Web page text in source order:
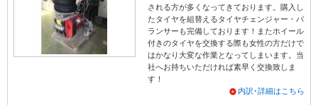
される方が多くなってきております。購入し
たタイヤを組替えるタイヤチェンジャー・バ
ランサーも完備しております！またホイール
付きのタイヤを交換する際も女性の方だけで
はかなり大変な作業となってしまいます。当
社へお持ちいただければ素早く交換致しま
す！
内訳･詳細はこちら